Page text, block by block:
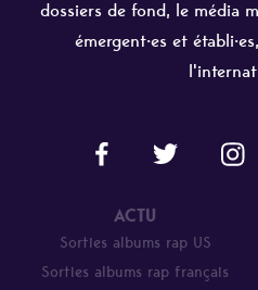
dossiers de fond, le média
émergent·es et
ACTU
Sorties albums rap US
Sorties albums rap français